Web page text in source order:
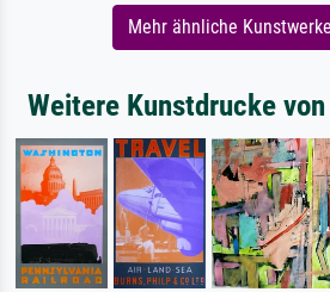
Mehr ähnliche
Weitere Kunstdrucke von